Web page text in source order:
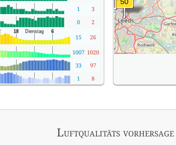
1
3
0
2
15
26
1007 1020
33
97
1 8
Luftqualitäts vorhersage